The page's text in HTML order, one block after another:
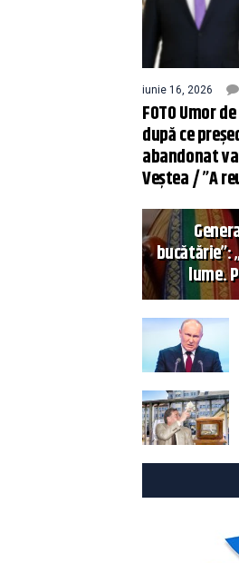
iunie 16, 2026
FOTO Umor
după ce
abandonat
Veștea / ”A
bucătărie”:
lume.